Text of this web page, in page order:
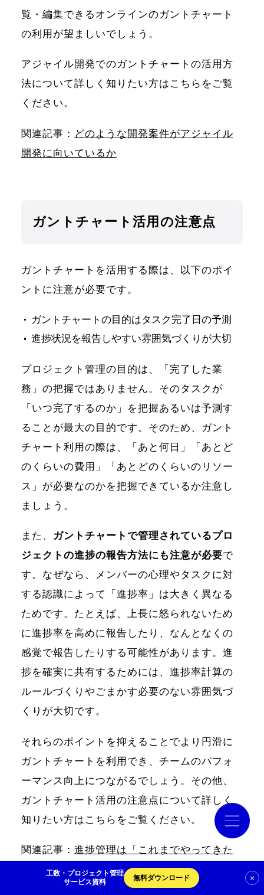
ホーム
機能一覧
目的・活用シーン
料金
導入事例
コラム
お役立ち資料
クラウドログ PC管理
覧・編集できるオンラインのガントチャート
の利用が望ましいでしょう。
アジャイル開発でのガントチャートの活用方
法について詳しく知りたい方はこちらをご覧
ください。
関連記事： どのような開発案件がアジャイル
開発に向いているか
ガントチャート活用の注意点
ガントチャートを活用する際は、以下のポイ
ントに注意が必要です。
ガントチャートの目的はタスク完了日の予測
進捗状況を報告しやすい雰囲気づくりが大切
プロジェクト管理の目的は、「完了した業
務」の把握ではありません。そのタスクが
「いつ完了するのか」を把握あるいは予測す
ることが最大の目的です。そのため、ガント
チャート利用の際は、「あと何日」「あとど
のくらいの費用」「あとどのくらいのリソー
ス」が必要なのかを把握できているか注意し
ましょう。
また、 ガントチャートで管理されているプロ
ジェクトの進捗の報告方法にも注意が必要で
す。なぜなら、メンバーの心理やタスクに対
する認識によって「進捗率」は大きく異なる
ためです。たとえば、上長に怒られないため
に進捗率を高めに報告したり、なんとなくの
感覚で報告したりする可能性があります。進
捗を確実に共有するためには、進捗率計算の
ルールづくりやごまかす必要のない雰囲気づ
くりが大切です。
それらのポイントを抑えることでより円滑に
ガントチャートを利用でき、チームのパフォ
ーマンス向上につながるでしょう。その他、
ガントチャート活用の注意点について詳しく
知りたい方はこちらをご覧ください。
関連記事： 進捗管理は「これまでやってきた
業務の内容」を把握するのではない
工数・プロジェクト管理
サービス資料
無料ダウンロード ×